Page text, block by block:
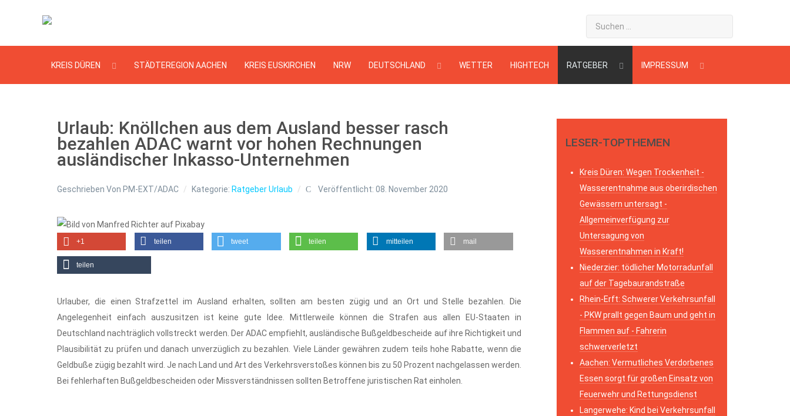
KREIS DÜREN STÄDTEREGION AACHEN KREIS EUSKIRCHEN NRW DEUTSCHLAND WETTER HIGHTECH RATGEBER IMPRESSUM
Urlaub: Knöllchen aus dem Ausland besser rasch
bezahlen ADAC warnt vor hohen Rechnungen
ausländischer Inkasso-Unternehmen
Geschrieben Von PM-EXT/ADAC Kategorie: Ratgeber Urlaub Veröffentlicht: 08. November 2020
+1 teilen tweet teilen mitteilen mail
teilen
Urlauber, die einen Strafzettel im Ausland erhalten, sollten am besten zügig und an Ort und Stelle bezahlen. Die
Angelegenheit einfach auszusitzen ist keine gute Idee. Mittlerweile können die Strafen aus allen EU-Staaten in
Deutschland nachträglich vollstreckt werden. Der ADAC empfiehlt, ausländische Bußgeldbescheide auf ihre Richtigkeit und
Plausibilität zu prüfen und danach unverzüglich zu bezahlen. Viele Länder gewähren zudem teils hohe Rabatte, wenn die
Geldbuße zügig bezahlt wird. Je nach Land und Art des Verkehrsverstoßes können bis zu 50 Prozent nachgelassen werden.
Bei fehlerhaften Bußgeldbescheiden oder Missverständnissen sollten Betroffene juristischen Rat einholen.
LESER-TOPTHEMEN
Kreis Düren: Wegen Trockenheit -
Wasserentnahme aus oberirdischen
Gewässern untersagt -
Allgemeinverfügung zur
Untersagung von
Wasserentnahmen in Kraft!
Niederzier: tödlicher Motorradunfall
auf der Tagebaurandstraße
Rhein-Erft: Schwerer Verkehrsunfall
- PKW prallt gegen Baum und geht in
Flammen auf - Fahrerin
schwerverletzt
Aachen: Vermutliches Verdorbenes
Essen sorgt für großen Einsatz von
Feuerwehr und Rettungsdienst
Langerwehe: Kind bei Verkehrsunfall